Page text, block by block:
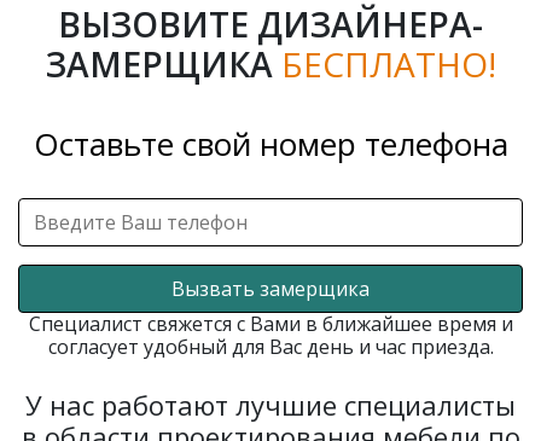
ВЫЗОВИТЕ ДИЗАЙНЕРА-
ЗАМЕРЩИКА БЕСПЛАТНО!
Оставьте свой номер телефона
Вызвать замерщика
Специалист свяжется с Вами в ближайшее время и
согласует удобный для Вас день и час приезда.
У нас работают лучшие специалисты